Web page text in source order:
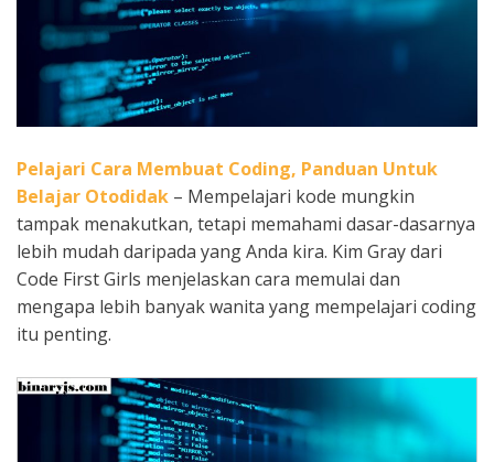
Pelajari Cara Membuat Coding, Panduan Untuk
Belajar Otodidak – Mempelajari kode mungkin
tampak menakutkan, tetapi memahami dasar-dasarnya
lebih mudah daripada yang Anda kira. Kim Gray dari
Code First Girls menjelaskan cara memulai dan
mengapa lebih banyak wanita yang mempelajari coding
itu penting.